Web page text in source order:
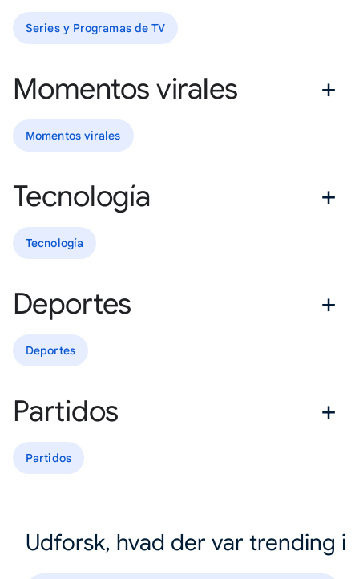
Series y Programas de TV
Momentos virales
Momentos virales
Tecnología
Tecnología
Deportes
Deportes
Partidos
Partidos
Udforsk, hvad der var trending i